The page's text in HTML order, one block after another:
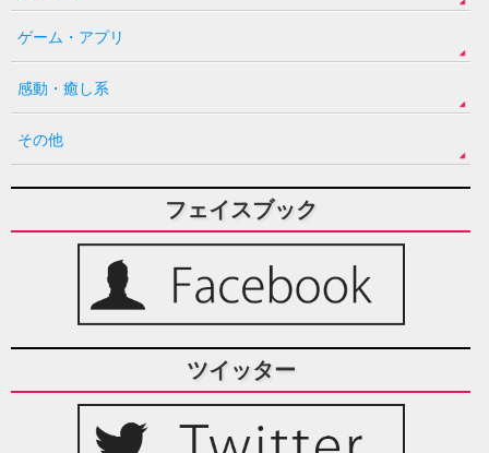
ゲーム・アプリ
感動・癒し系
その他
フェイスブック
ツイッター